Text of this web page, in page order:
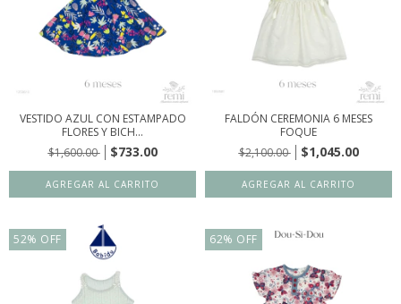
VESTIDO AZUL CON ESTAMPADO
FLORES Y BICH...
$1,600.00
$733.00
FALDÓN CEREMONIA 6 MESES
FOQUE
$2,100.00
$1,045.00
52% OFF 62% OFF